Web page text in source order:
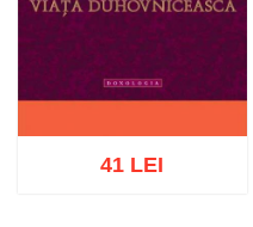
41 LEI